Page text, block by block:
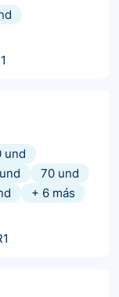
und
70 und
+ 6 más